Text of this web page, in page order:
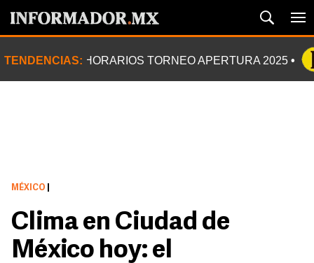
TENDENCIAS: HORARIOS TORNEO APERTURA 2025
MÉXICO
Clima en Ciudad de
México hoy: el